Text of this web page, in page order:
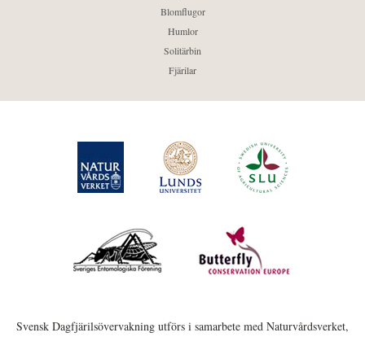
Blomflugor
Humlor
Solitärbin
Fjärilar
Svensk Dagfjärilsövervakning utförs i samarbete med Naturvårdsverket,